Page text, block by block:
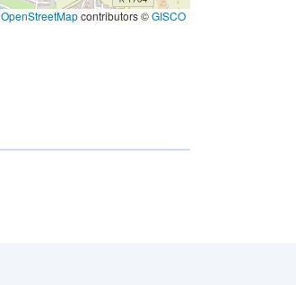
OpenStreetMapcontributors ©GISCO